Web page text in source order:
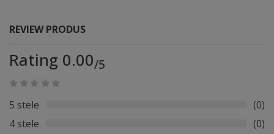
REVIEW PRODUS
Rating 0.00/5
5 stele
(0)
4 stele
(0)